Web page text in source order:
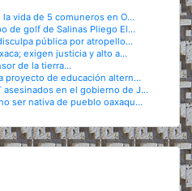
vida de 5 comuneros en O...
de golf de Salinas Pliego El...
pública por atropello...
exigen justicia y alto a...
de la tierra...
proyecto de educación altern...
asesinados en el gobierno de J...
ser nativa de pueblo oaxaqu...